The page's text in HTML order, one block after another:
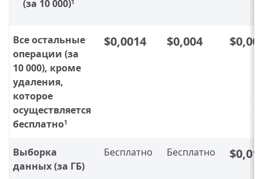
(за 10 000)1
Все остальные
операции (за
10 000), кроме
удаления,
которое
осуществляется
бесплатно1
$0,0014 $0,004
Выборка
данных (за ГБ)
Бесплатно Бесплатно $0,01